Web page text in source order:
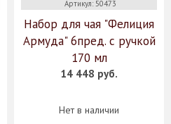
Артикул: 50473
Набор для чая "Фелиция
Армуда" 6пред. c ручкой
170 мл
14 448 руб.
Нет в наличии